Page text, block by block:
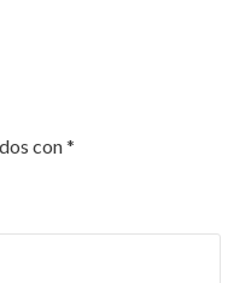
con*